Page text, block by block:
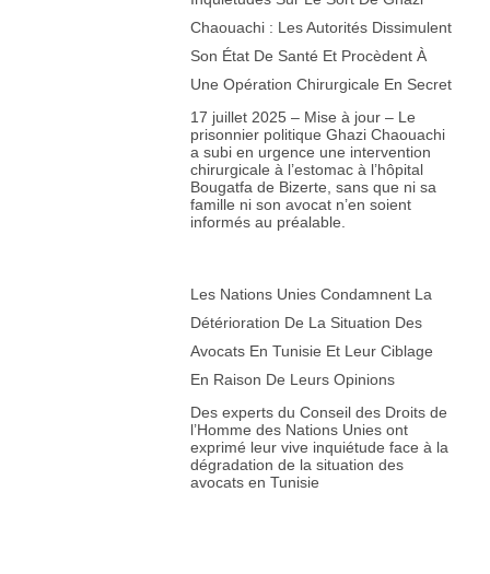
64. Anver Emon, Université de Toronto, Canada
65. John P. Entelis, Université Fordham, États-Unis
66. John Esposito, Université de Georgetown, États-Unis
67. Roxanne Euben, Université de Pennsylvanie, États-Unis
68. Mohammed Fadel, Université de Toronto, Canada
69. Dalia Fahmy, Université de Long Island, États-Unis
70. Eugene Fisher, Université Saint Leo, États-Unis
72. Dominique Fougeyrollas, CEDREF-Université Paris Cité,
73. Francis Fukuyama, Université de Stanford, États-Unis
74. Alain Gabon, Université Virginia Wesleyan, États-Unis
75. Jasmine Gani, Université de St. Andrews, Royaume-Uni
76. Fawaz Gerges, London School of Economics, Royaume-
Chaouachi : Les Autorités Dissimulent
Son État De Santé Et Procèdent À
Une Opération Chirurgicale En Secret
17 juillet 2025 – Mise à jour – Le
prisonnier politique Ghazi Chaouachi
a subi en urgence une intervention
chirurgicale à l’estomac à l’hôpital
Bougatfa de Bizerte, sans que ni sa
famille ni son avocat n’en soient
informés au préalable.
Les Nations Unies Condamnent La
Détérioration De La Situation Des
Avocats En Tunisie Et Leur Ciblage
En Raison De Leurs Opinions
Des experts du Conseil des Droits de
l’Homme des Nations Unies ont
exprimé leur vive inquiétude face à la
dégradation de la situation des
avocats en Tunisie